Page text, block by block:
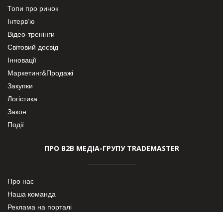
Топи про ринок
Інтерв’ю
Відео-тренінги
Світовий досвід
Інновації
Маркетинг&Продажі
Закупки
Логістика
Закон
Події
ПРО В2В МЕДІА-ГРУПУ TRADEMASTER
Про нас
Наша команда
Реклама на порталі